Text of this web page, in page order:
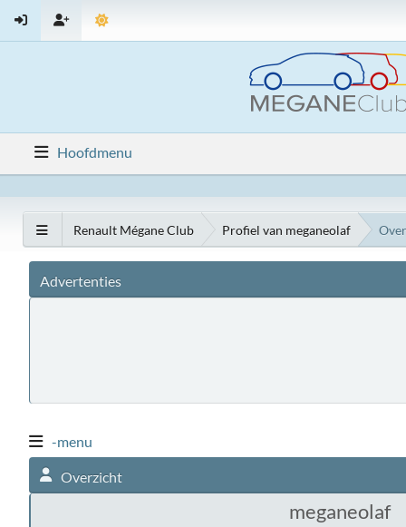
Hoofdmenu
Renault Mégane Club Profiel van meganeolaf
Advertenties
-menu
Overzicht
meganeolaf